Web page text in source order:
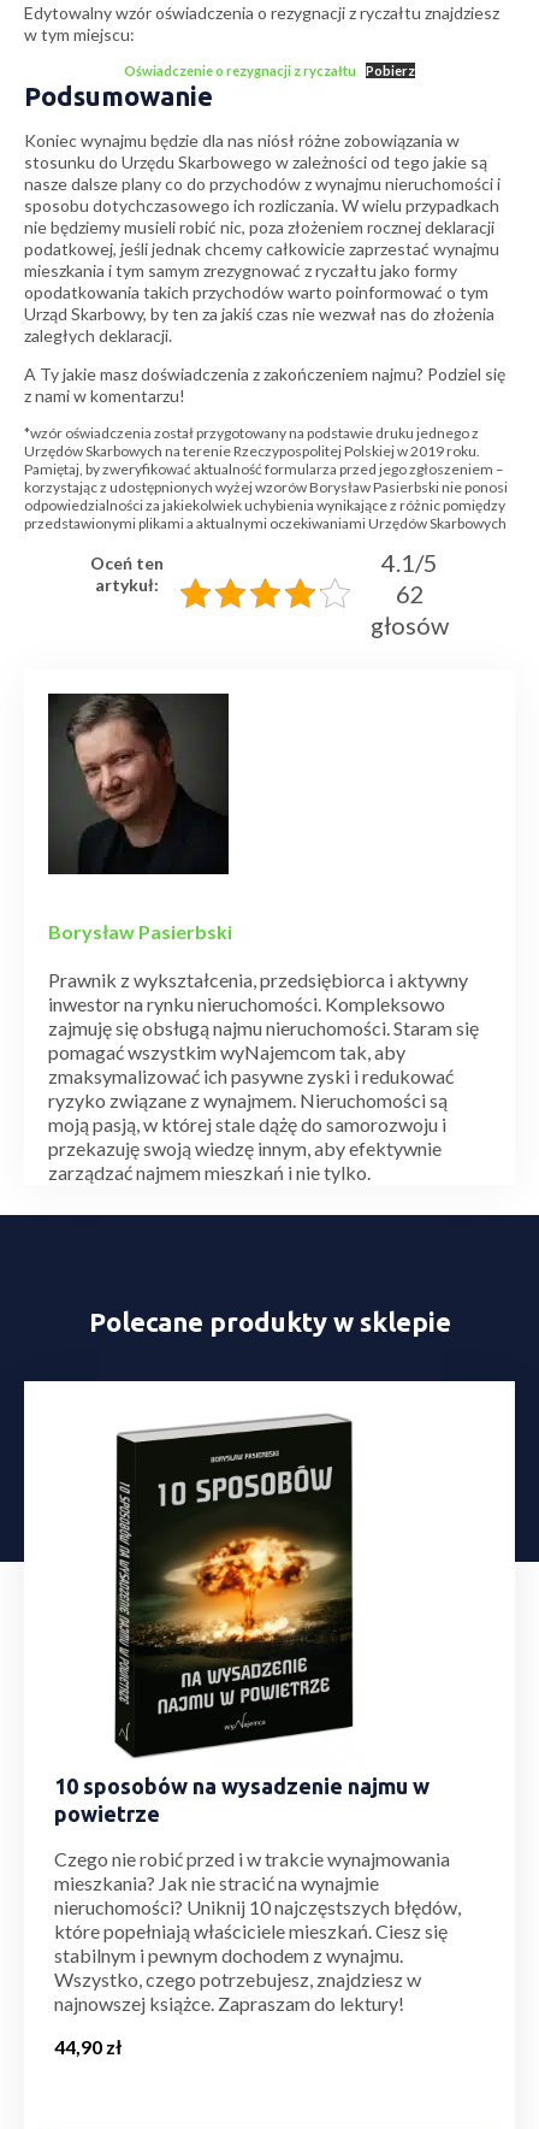
Edytowalny wzór oświadczenia o rezygnacji z ryczałtu znajdziesz
w tym miejscu:
Oświadczenie o rezygnacji z ryczałtu Pobierz
Podsumowanie
Koniec wynajmu będzie dla nas niósł różne zobowiązania w
stosunku do Urzędu Skarbowego w zależności od tego jakie są
nasze dalsze plany co do przychodów z wynajmu nieruchomości i
sposobu dotychczasowego ich rozliczania. W wielu przypadkach
nie będziemy musieli robić nic, poza złożeniem rocznej deklaracji
podatkowej, jeśli jednak chcemy całkowicie zaprzestać wynajmu
mieszkania i tym samym zrezygnować z ryczałtu jako formy
opodatkowania takich przychodów warto poinformować o tym
Urząd Skarbowy, by ten za jakiś czas nie wezwał nas do złożenia
zaległych deklaracji.
A Ty jakie masz doświadczenia z zakończeniem najmu? Podziel się
z nami w komentarzu!
*wzór oświadczenia został przygotowany na podstawie druku jednego z
Urzędów Skarbowych na terenie Rzeczypospolitej Polskiej w 2019 roku.
Pamiętaj, by zweryfikować aktualność formularza przed jego zgłoszeniem –
korzystając z udostępnionych wyżej wzorów Borysław Pasierbski nie ponosi
odpowiedzialności za jakiekolwiek uchybienia wynikające z różnic pomiędzy
przedstawionymi plikami a aktualnymi oczekiwaniami Urzędów Skarbowych
Oceń ten
artykuł:
4.1/5
62
głosów
Borysław Pasierbski
Prawnik z wykształcenia, przedsiębiorca i aktywny
inwestor na rynku nieruchomości. Kompleksowo
zajmuję się obsługą najmu nieruchomości. Staram się
pomagać wszystkim wyNajemcom tak, aby
zmaksymalizować ich pasywne zyski i redukować
ryzyko związane z wynajmem. Nieruchomości są
moją pasją, w której stale dążę do samorozwoju i
przekazuję swoją wiedzę innym, aby efektywnie
zarządzać najmem mieszkań i nie tylko.
Polecane produkty w sklepie
10 sposobów na wysadzenie najmu w
powietrze
Czego nie robić przed i w trakcie wynajmowania
mieszkania? Jak nie stracić na wynajmie
nieruchomości? Uniknij 10 najczęstszych błędów,
które popełniają właściciele mieszkań. Ciesz się
stabilnym i pewnym dochodem z wynajmu.
Wszystko, czego potrzebujesz, znajdziesz w
najnowszej książce. Zapraszam do lektury!
44,90 zł